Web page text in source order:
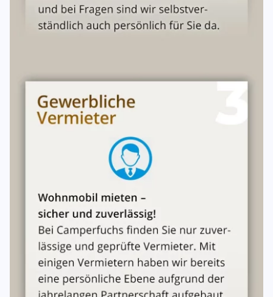
Urlaubsschutzpaket (Optional !)
Kautions-Versicherung - Reduzierung des Eigenanteils von
Schutz vor Vermieterinsolvenz
Inhaltsversicherung für Ihr Gepäck
Mietausfall-Versicherung
14 Tage Rücktrittsrecht
Kosten: Hauptsaison 13,90€/Tag, sonst 10,90€/Tag
Wichtig: Die zu hinterlegende Kautionssumme bleibt
Der Mieter wird wegen der Haftung bei Verkehrsunfällen
auf Abschnitt 13 der allgemeinen Mietbedingungen
(unten) hingewiesen. Mehrere Mieter haften für alle
Ansprüche, die ihren Ursprung in diesem Mietverhältnis
haben, als Gesamtschuldner und bilden eine
Mietergemeinschaft. Jeder Mieter hat identische Rechte
und Pflichte